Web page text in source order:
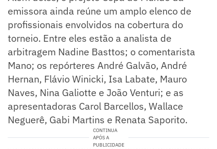
emissora ainda reúne um amplo elenco de
profissionais envolvidos na cobertura do
torneio. Entre eles estão a analista de
arbitragem Nadine Basttos; o comentarista
Mano; os repórteres André Galvão, André
Hernan, Flávio Winicki, Isa Labate, Mauro
Naves, Nina Galiotte e João Venturi; e as
apresentadoras Carol Barcellos, Wallace
Neguerê, Gabi Martins e Renata Saporito.
CONTINUA
APÓS A
PUBLICIDADE